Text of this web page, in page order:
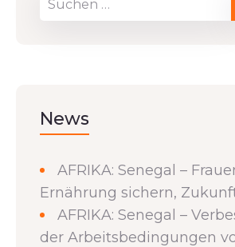
News
AFRIKA: Senegal –
Ernährung sichern,
AFRIKA: Senegal –
der Arbeitsbedingungen